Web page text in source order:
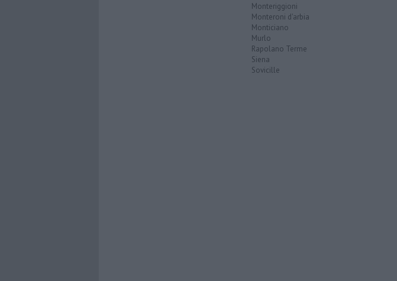
Monteriggioni
Monteroni d'arbia
Monticiano
Murlo
Rapolano Terme
Siena
Sovicille